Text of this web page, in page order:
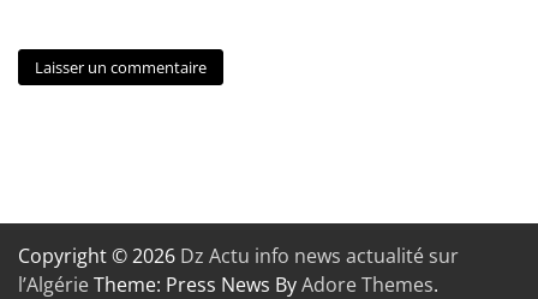
Copyright © 2026 Dz Actu info news actualité sur
l’AlgérieTheme: Press News ByAdore Themes.